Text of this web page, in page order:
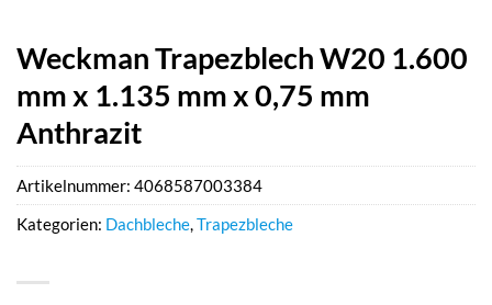
Weckman Trapezblech W20 1.600
mm x 1.135 mm x 0,75 mm
Anthrazit
Artikelnummer: 4068587003384
Kategorien: Dachbleche,Trapezbleche